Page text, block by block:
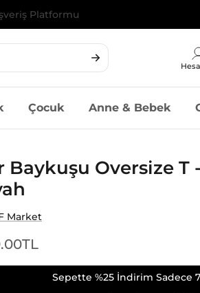
Çocuk Anne & Bebek
Baykuşu Oversize T
Market
Sepette %25 İndirim Sadece